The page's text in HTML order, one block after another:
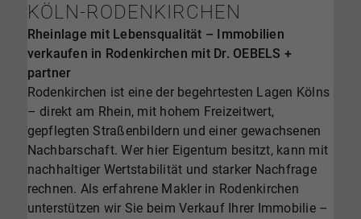
KÖLN-RODENKIRCHEN
Rheinlage mit Lebensqualität – Immobilien
verkaufen in Rodenkirchen mit Dr. OEBELS +
partner
Rodenkirchen ist eine der begehrtesten Lagen Kölns
– direkt am Rhein, mit hohem Freizeitwert,
gepflegten Straßenbildern und einer gewachsenen
Nachbarschaft. Wer hier Eigentum besitzt, kann mit
nachhaltiger Wertstabilität und starker Nachfrage
rechnen. Als erfahrene Makler in Rodenkirchen
unterstützen wir Sie beim Verkauf Ihrer Immobilie –